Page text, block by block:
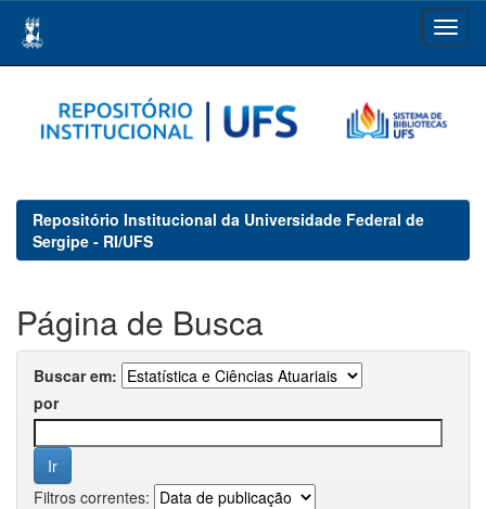
navigation
Repositório Institucional da Universidade Federal de
Sergipe - RI/UFS
Página de Busca
Buscar em:
por
Filtros correntes: